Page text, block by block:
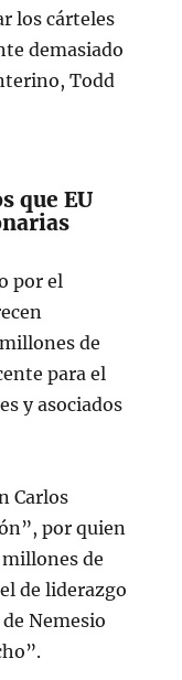
los cárteles
demasiado
Todd
que EU
por el
de
para el
y asociados
Carlos
por quien
de
de liderazgo
Nemesio